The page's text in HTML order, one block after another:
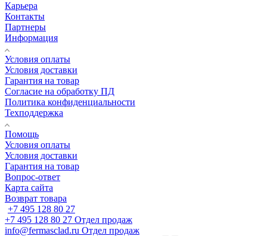
Карьера
Контакты
Партнеры
Информация
Условия оплаты
Условия доставки
Гарантия на товар
Согласие на обработку ПД
Политика конфиденциальности
Техподдержка
Помощь
Условия оплаты
Условия доставки
Гарантия на товар
Вопрос-ответ
Карта сайта
Возврат товара
+7 495 128 80 27
+7 495 128 80 27 Отдел продаж
info@fermasclad.ru Отдел продаж